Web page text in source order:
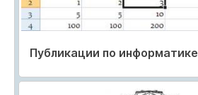
Публикации по информатике